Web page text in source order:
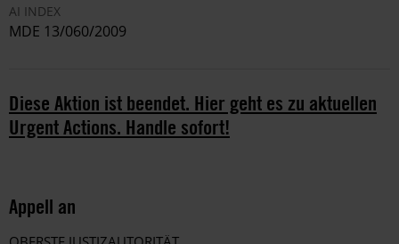
AI INDEX
MDE 13/060/2009
Diese Aktion ist beendet. Hier geht es zu aktuellen
Urgent Actions. Handle sofort!
Appell an